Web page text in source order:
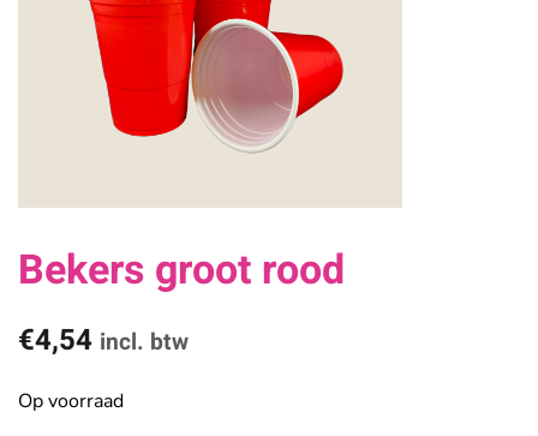
Bekers groot rood
€4,54 incl. btw
Op voorraad